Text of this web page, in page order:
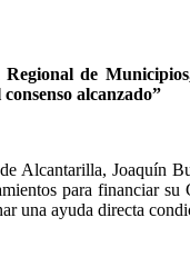
de
alcanzado”
Alcantarilla, Joaquín
para financiar
una ayuda directa